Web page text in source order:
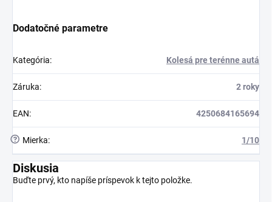
Dodatočné parametre
Kategória: Kolesá pre terénne autá
Záruka: 2 roky
EAN: 4250684165694
? Mierka: 1/10
Diskusia
Buďte prvý, kto napíše príspevok k tejto položke.